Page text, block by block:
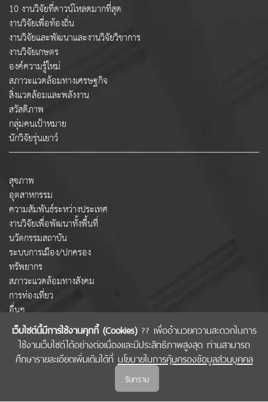
เว็บไซต์นี้มีการใช้งานคุกกี้ (Cookies)?? เพื่ออำนวยความสะดวกในการ
ใช้งานเว็บไซต์ได้อย่างต่อเนื่องและมีประสิทธิภาพสูงสุด ท่านสามารถ
ศึกษารายละเอียดเพิ่มเติมได้ที่ นโยบายในการคุ้มครองข้อมูลส่วนบุคคล
รับทราบ
10 งานวิจัยที่ดาวน์โหลดมากที่สุด
งานวิจัยเพื่อท้องถิ่น
งานวิจัยและพัฒนาและงานวิจัยวิชาการ
งานวิจัยเกษตร
องค์ความรู้ใหม่
สภาวะแวดล้อมทางเศรษฐกิจ
สิ่งแวดล้อมและพลังงาน
สวัสดิภาพ
กลุ่มคนเป้าหมาย
นักวิจัยรุ่นเยาว์
สุขภาพ
อุตสาหกรรม
ความสัมพันธ์ระหว่างประเทศ
งานวิจัยเพื่อพัฒนาทั้งพื้นที่
นวัตกรรมสถาบัน
ระบบการเมือง/ปกครอง
ทรัพยากร
สภาวะแวดล้อมทางสังคม
การท่องเที่ยว
อื่นๆ
COPYRIGHT © 2022 สำนักงานคณะกรรมการส่งเสริมวิทยาศาสตร์ วิจัยและนวัตกรรม
(สกสว.)
นโยบายในการคุ้มครองข้อมูลส่วนบุคคล